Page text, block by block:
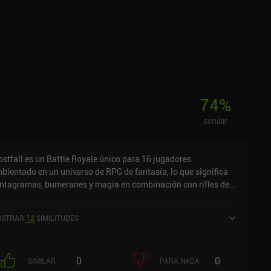
74%
similar
es un Battle Royale único para 16 jugadores
en un universo de RPG de fantasía, lo que significa
bumeranes y magia en combinación con rifles de
una invisibilidad temporal y un aumento temporal de la
es 100% no-pay-to-win, lo que significa que sólo los
12 SIMILITUDES
SIMILAR 0 PARA NADA 0